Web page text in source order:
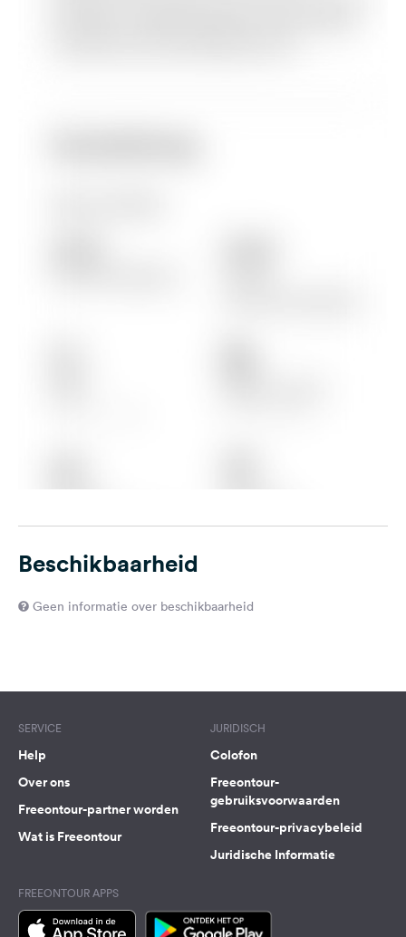
Beschikbaarheid
Geen informatie over beschikbaarheid
SERVICE
Help
Over ons
Freeontour-partner worden
Wat is Freeontour
JURIDISCH
Colofon
Freeontour-
gebruiksvoorwaarden
Freeontour-privacybeleid
Juridische Informatie
FREEONTOUR APPS